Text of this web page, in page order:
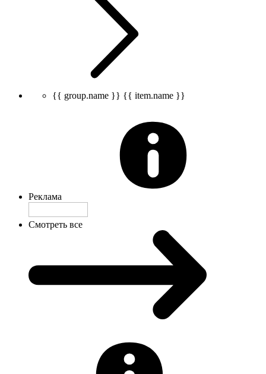
{{ group.name }} {{ item.name }}
Реклама
Смотреть все